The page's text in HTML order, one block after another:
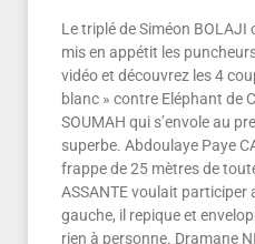
Le triplé de Siméon BOLAJI
mis en appétit les
vidéo et découvrez les 4
blanc » contre Eléphant de
SOUMAH qui s’envole au
superbe. Abdoulaye Paye
frappe de 25 mètres de
ASSANTE voulait participer
gauche, il repique et
rien à personne. Dramane